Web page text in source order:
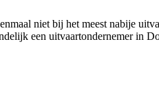
niet bij het meest nabije
een uitvaartondernemer in